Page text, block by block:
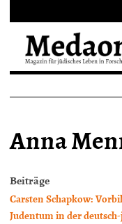
Anna
Beiträge
Carsten Schapkow:
Judentum in der